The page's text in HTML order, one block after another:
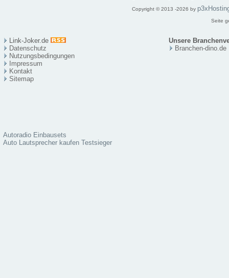
Copyright © 2013 -2026 by
Seite
Link-Joker.de
Unsere
Datenschutz
Nutzungsbedingungen
Impressum
Kontakt
Sitemap
Branchen-dino.de
Autoradio Einbausets
Auto Lautsprecher kaufen Testsieger